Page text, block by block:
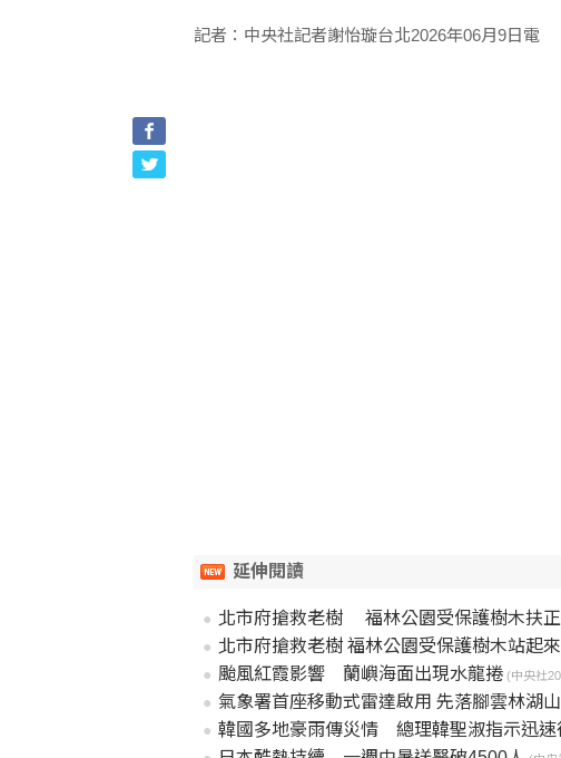
記者：中央社記者謝怡璇台北2026年06月9日電
延伸閱讀
北市府搶救老樹 福林公園受保護樹木扶
北市府搶救老樹 福林公園受保護樹木站起來
颱風紅霞影響 蘭嶼海面出現水龍捲 (中央社
氣象署首座移動式雷達啟用 先落腳雲林湖
韓國多地豪雨傳災情 總理韓聖淑指示迅速